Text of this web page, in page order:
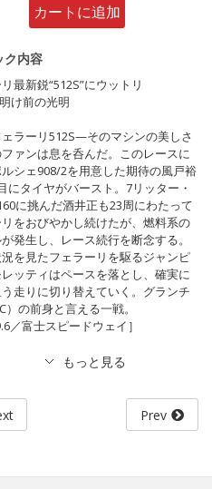
カートに追加
ク内容
最新鋭“512S”にウットリ
け前の光明
ラーリ512S—そのマシンの美しさ
ァンは息を呑んだ。このレースに
シェ908/2を用意した期待の風戸裕
にタイヤがバースト。7リッター・
に挑んだ酒井正も23周にわたって
をおびやかし続けたが、燃料系の
発生し、レース続行を断念する。
を見たフェラーリを駆るジャンピ
ッティはペースを落とし、確実に
走りに切り替えていく。グランチ
）の前身と言える一戦。
／富士スピードウェイ］
Prev